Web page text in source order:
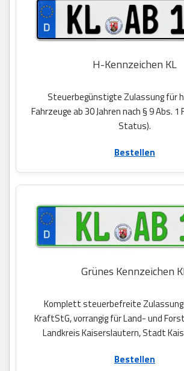
H-Kennzeichen KL
Steuerbegünstigte Zulassung für
Fahrzeuge ab 30 Jahren nach § 9 Abs.
Status).
Bestellen
Grünes Kennzeichen
Komplett steuerbefreite Zulassung
KraftStG, vorrangig für Land- und
Landkreis Kaiserslautern, Stadt
Bestellen